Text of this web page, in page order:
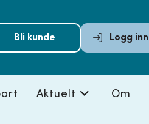
Bli kunde Logg inn
Aktuelt Om